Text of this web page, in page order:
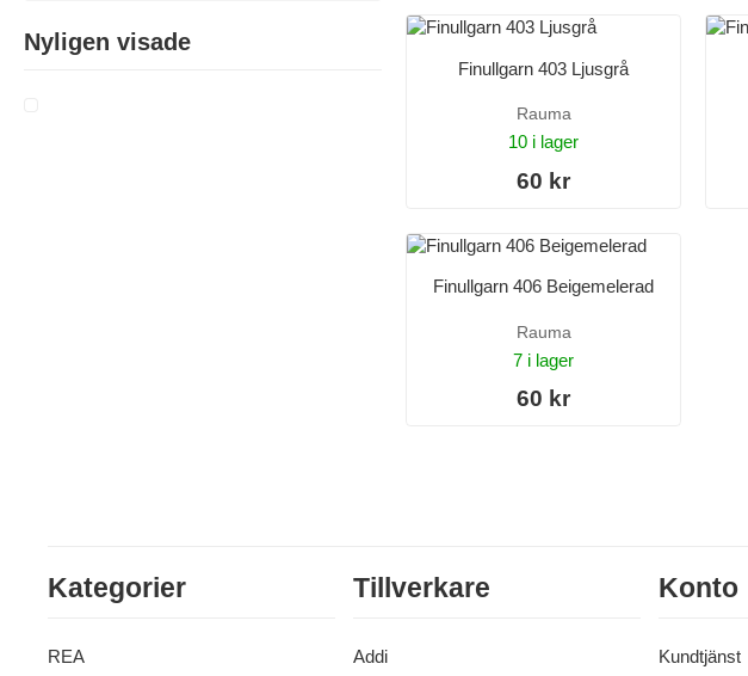
Nyligen visade
Finullgarn 403 Ljusgrå
Rauma
10 i lager
60 kr
Finullgarn 406 Beigemelerad
Rauma
7 i lager
60 kr
Kategorier
REA
Tillverkare
Addi
Konto
Kundtjänst